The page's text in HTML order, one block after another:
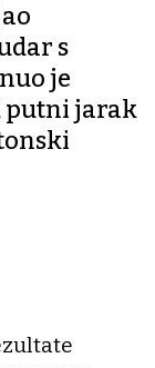
s
je
putni jarak